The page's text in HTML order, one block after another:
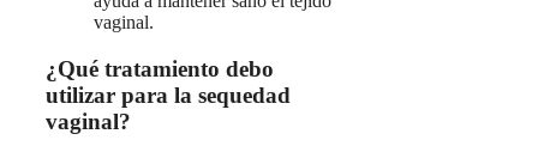
vaginal.
¿Qué tratamiento debo
utilizar para la sequedad
vaginal?